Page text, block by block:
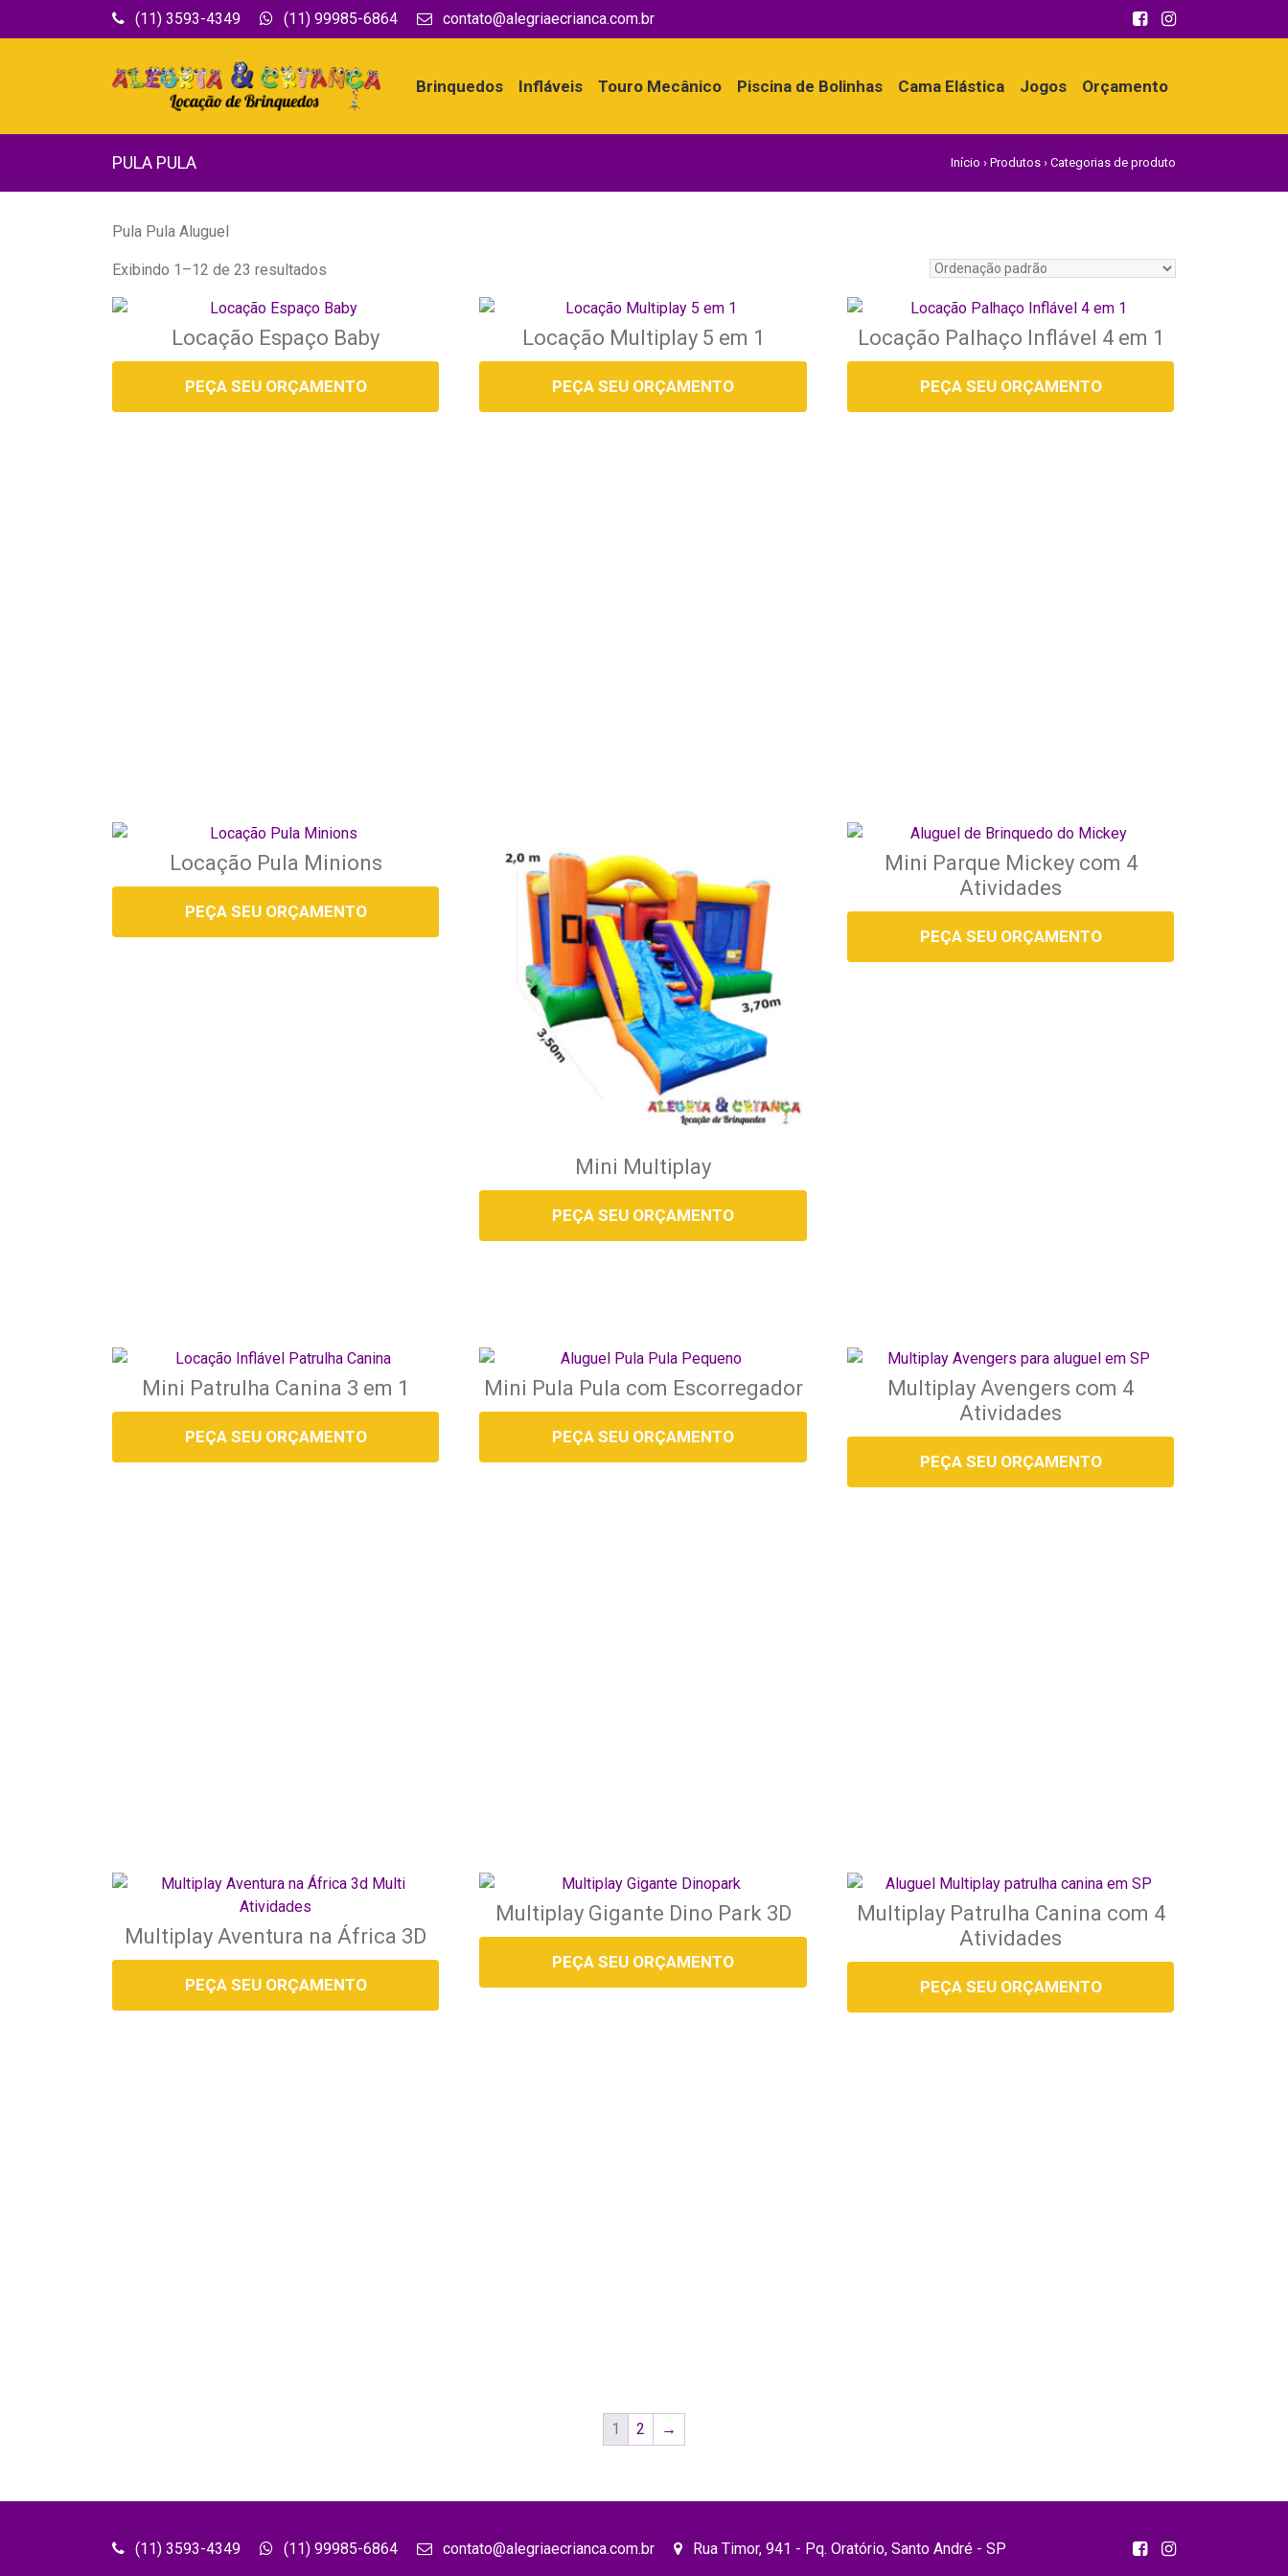
(11) 3593-4349 (11) 99985-6864 contato@alegriaecrianca.com.br
Brinquedos Infláveis Touro Mecânico Piscina de Bolinhas Cama Elástica Jogos Orçamento
PULA PULA Início › Produtos › Categorias de produto
Pula Pula Aluguel
Exibindo 1–12 de 23 resultados
Locação Espaço Baby
PEÇA SEU ORÇAMENTO
Locação Multiplay 5 em 1
PEÇA SEU ORÇAMENTO
Locação Palhaço Inflável 4 em 1
PEÇA SEU ORÇAMENTO
Locação Pula Minions
PEÇA SEU ORÇAMENTO
Mini Multiplay
PEÇA SEU ORÇAMENTO
Mini Parque Mickey com 4
Atividades
PEÇA SEU ORÇAMENTO
Mini Patrulha Canina 3 em 1
PEÇA SEU ORÇAMENTO
Mini Pula Pula com Escorregador
PEÇA SEU ORÇAMENTO
Multiplay Avengers com 4
Atividades
PEÇA SEU ORÇAMENTO
Multiplay Aventura na África 3D
PEÇA SEU ORÇAMENTO
Multiplay Gigante Dino Park 3D
PEÇA SEU ORÇAMENTO
Multiplay Patrulha Canina com 4
Atividades
PEÇA SEU ORÇAMENTO
1 2 →
(11) 3593-4349 (11) 99985-6864 contato@alegriaecrianca.com.br Rua Timor, 941 - Pq. Oratório, Santo André - SP